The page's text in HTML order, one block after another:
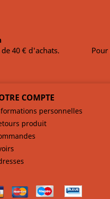
40 € d'achats.
COMPTE
personnelles
produit